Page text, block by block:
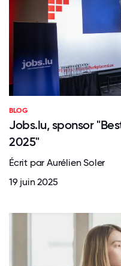
BLOG
Jobs.lu, sponsor
2025"
Écrit par Aurélien Soler
19 juin 2025